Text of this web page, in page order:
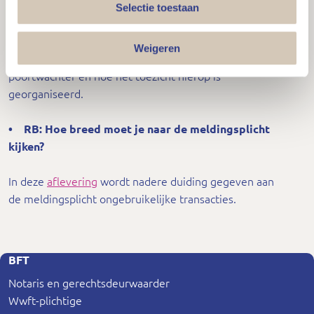
Selectie toestaan
Weigeren
• Compliance Adviseert.
wordt besproken hoe
beroepsgroepen invulling moeten geven aan hun rol als
poortwachter en hoe het toezicht hierop is
georganiseerd.
• RB: Hoe breed moet je naar de meldingsplicht
kijken?
In deze aflevering wordt nadere duiding gegeven aan
de meldingsplicht ongebruikelijke transacties.
BFT
Notaris en gerechtsdeurwaarder
Wwft-plichtige